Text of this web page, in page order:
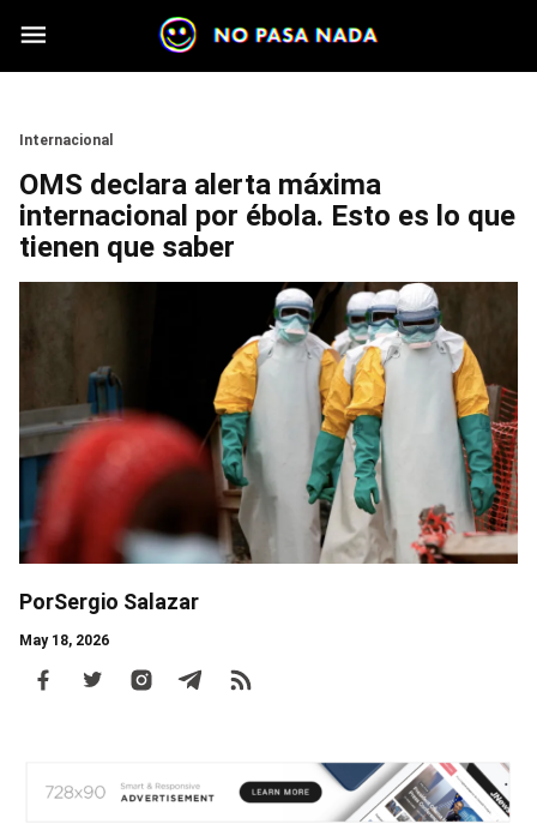
Skip to main content
Section
Internacional
OMS declara alerta máxima
internacional por ébola. Esto es lo que
tienen que saber
PorSergio Salazar
May 18, 2026